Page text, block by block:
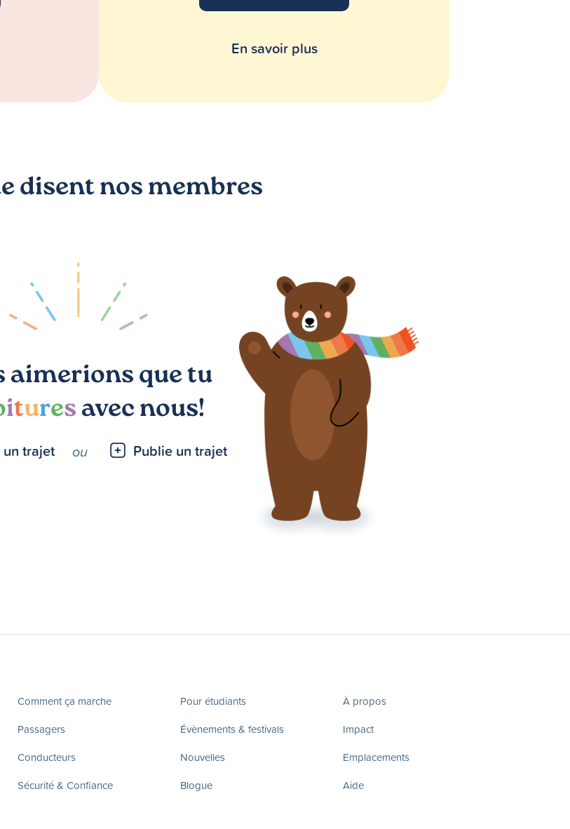
En savoir plus
disent nos membres
aimerions que tu
ituresavec nous!
trajet ou Publie un trajet
Comment ça marche
Passagers
Conducteurs
Sécurité & Confiance
Pour étudiants
Évènements & festivals
Nouvelles
Blogue
À propos
Impact
Emplacements
Aide